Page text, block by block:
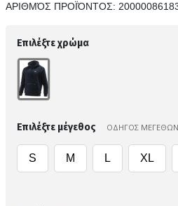
ΑΡΙΘΜΌΣ ΠΡΟΪΌΝΤΟΣ:
Επιλέξτε χρώμα
Επιλέξτε μέγεθος ΟΔΗΓΟΣ ΜΕΓΕΘΩΝ
S M L XL